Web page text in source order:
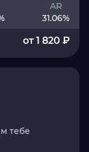
AR
31.06%
от 1 820 ₽
тебе